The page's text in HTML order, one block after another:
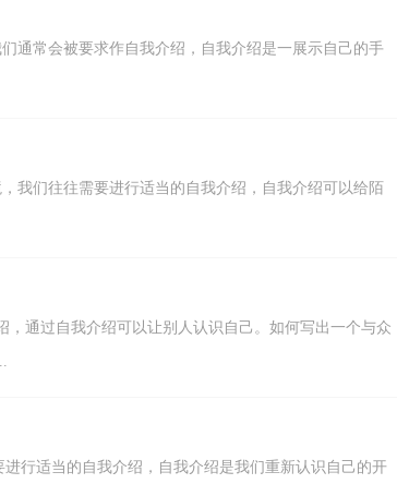
通常会被要求作自我介绍，自我介绍是一展示自己的手
我们往往需要进行适当的自我介绍，自我介绍可以给陌
通过自我介绍可以让别人认识自己。如何写出一个与众
行适当的自我介绍，自我介绍是我们重新认识自己的开